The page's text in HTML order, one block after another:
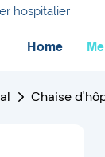
hospitalier
Home
Chaise